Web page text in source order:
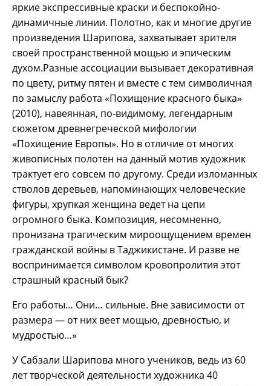
яркие экспрессивные краски и беспокойно-
динамичные линии. Полотно, как и многие другие
произведения Шарипова, захватывает зрителя
своей пространственной мощью и эпическим
духом.Разные ассоциации вызывает декоративная
по цвету, ритму пятен и вместе с тем символичная
по замыслу работа «Похищение красного быка»
(2010), навеянная, по-видимому, легендарным
сюжетом древнегреческой мифологии
«Похищение Европы». Но в отличие от многих
живописных полотен на данный мотив художник
трактует его совсем по другому. Среди изломанных
стволов деревьев, напоминающих человеческие
фигуры, хрупкая женщина ведет на цепи
огромного быка. Композиция, несомненно,
пронизана трагическим мироощущением времен
гражданской войны в Таджикистане. И разве не
воспринимается символом кровопролития этот
страшный красный бык?
Его работы… Они… сильные. Вне зависимости от
размера — от них веет мощью, древностью, и
мудростью…»
У Сабзали Шарипова много учеников, ведь из 60
лет творческой деятельности художника 40